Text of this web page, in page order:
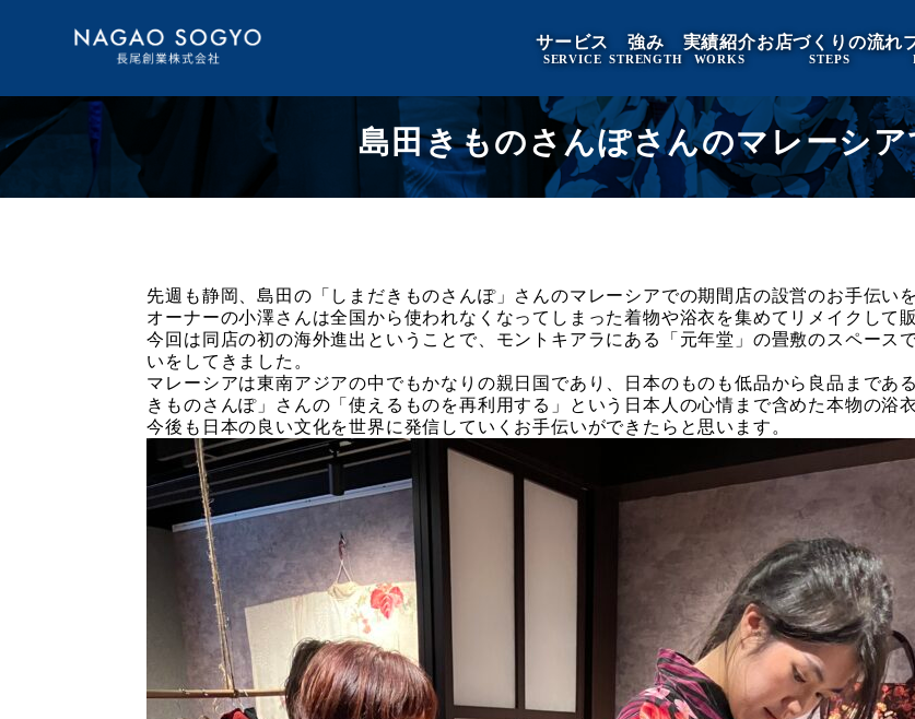
サービス
SERVICE
強み
STRENGTH
実績紹介
WORKS
お店づくりの流れ
STEPS
島田きものさんぽさんのマレーシ
先週も静岡、島田の「しまだきものさんぽ」さんのマレーシアでの期間店の設営のお手伝い
オーナーの小澤さんは全国から使われなくなってしまった着物や浴衣を集めてリメイクして
今回は同店の初の海外進出ということで、モントキアラにある「元年堂」の畳敷のスペース
いをしてきました。
マレーシアは東南アジアの中でもかなりの親日国であり、日本のものも低品から良品まであ
きものさんぽ」さんの「使えるものを再利用する」という日本人の心情まで含めた本物の浴
今後も日本の良い文化を世界に発信していくお手伝いができたらと思います。